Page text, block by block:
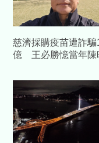
慈濟採購疫苗遭詐騙
億 王必勝憶當年陳